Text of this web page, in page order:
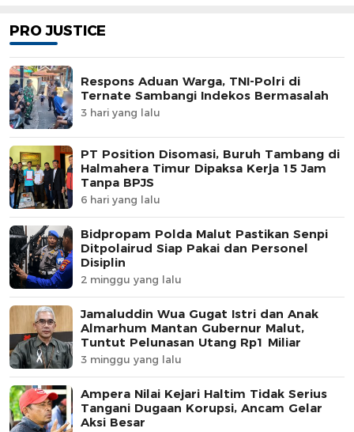
PRO JUSTICE
Respons Aduan Warga, TNI-Polri di
Ternate Sambangi Indekos Bermasalah
3 hari yang lalu
PT Position Disomasi, Buruh Tambang di
Halmahera Timur Dipaksa Kerja 15 Jam
Tanpa BPJS
6 hari yang lalu
Bidpropam Polda Malut Pastikan Senpi
Ditpolairud Siap Pakai dan Personel
Disiplin
2 minggu yang lalu
Jamaluddin Wua Gugat Istri dan Anak
Almarhum Mantan Gubernur Malut,
Tuntut Pelunasan Utang Rp1 Miliar
3 minggu yang lalu
Ampera Nilai Kejari Haltim Tidak Serius
Tangani Dugaan Korupsi, Ancam Gelar
Aksi Besar